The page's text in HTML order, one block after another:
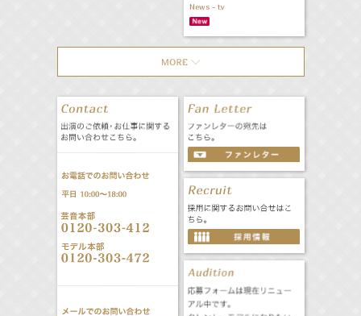
News - tv